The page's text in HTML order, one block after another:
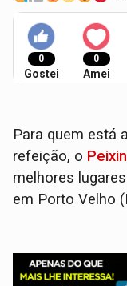
0
Gostei
0
Amei
Para quem está
refeição, o
melhores
em Porto Velho